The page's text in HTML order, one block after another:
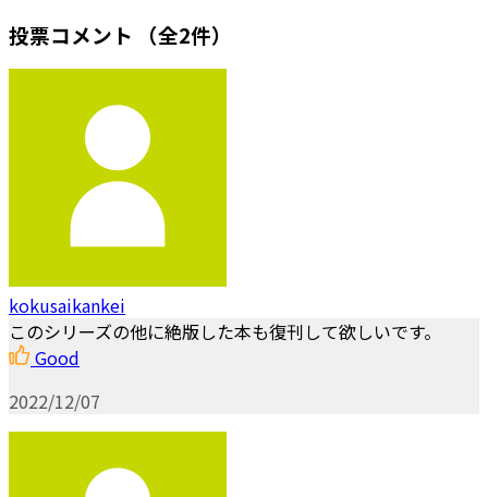
投票コメント （全2件）
kokusaikankei
このシリーズの他に絶版した本も復刊して欲しいです。
Good
2022/12/07